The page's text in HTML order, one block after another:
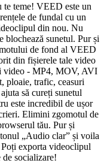
teme! VEED este un
de fundal cu un
din nou. Nu
blochează sunetul. Pur și
de fond al VEED
din fișierele tale video
video - MP4, MOV, AVI
ploaie, trafic, ceasuri
să cureți sunetul
este incredibil de ușor
Elimini zgomotul de
tău. Pur și
„Audio clar” și voila
exporta videoclipul
socializare!